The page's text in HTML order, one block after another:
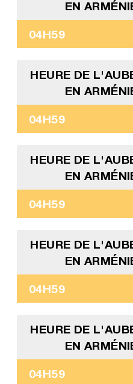
EN
04H59
HEURE DE
EN
04H59
HEURE DE
EN
04H59
HEURE DE
EN
04H59
HEURE DE
EN
04H59